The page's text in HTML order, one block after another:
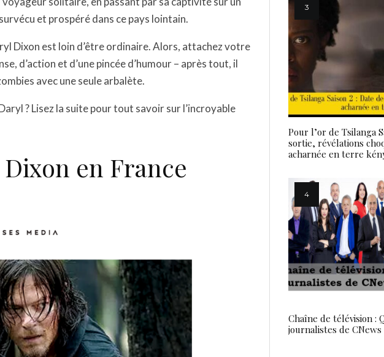
et prospéré dans ce pays lointain.
Dixon est loin d’être ordinaire. Alors, attachez votre
d’action et d’une pincée d’humour – après tout, il
avec une seule arbalète.
? Lisez la suite pour tout savoir sur l’incroyable
en France
Pour l’or de Tsilanga
sortie, révélations
acharnée en terre
Chaîne de télévision :
journalistes de CNews